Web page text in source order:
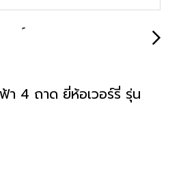
า 4 ถาด ยี่ห้อเวอร์รี่ รุ่น